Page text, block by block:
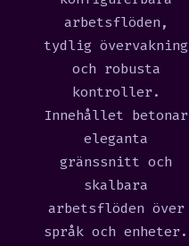
arbetsflöden,
tydlig övervakning
och robusta
kontroller.
Innehållet betonar
eleganta
gränssnitt och
skalbara
arbetsflöden över
språk och enheter.